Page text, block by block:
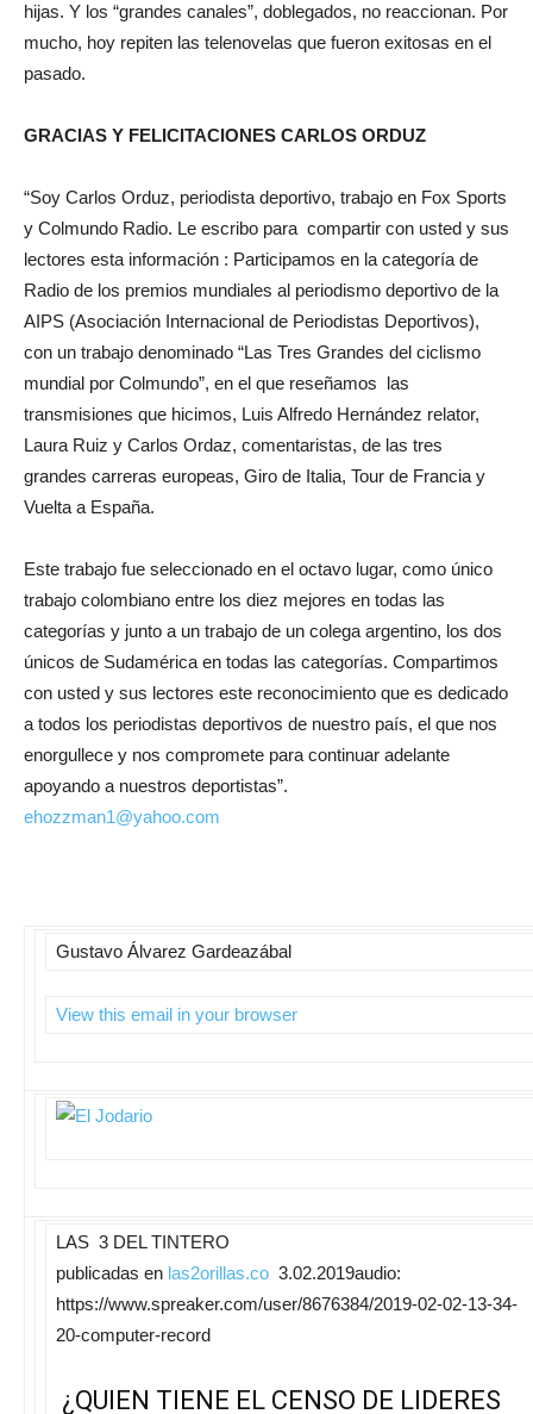
hijas. Y los “grandes canales”, doblegados, no reaccionan. Por
mucho, hoy repiten las telenovelas que fueron exitosas en el
pasado.
GRACIAS Y FELICITACIONES CARLOS ORDUZ
“Soy Carlos Orduz, periodista deportivo, trabajo en Fox Sports
y Colmundo Radio. Le escribo para compartir con usted y sus
lectores esta información : Participamos en la categoría de
Radio de los premios mundiales al periodismo deportivo de la
AIPS (Asociación Internacional de Periodistas Deportivos),
con un trabajo denominado “Las Tres Grandes del ciclismo
mundial por Colmundo”, en el que reseñamos las
transmisiones que hicimos, Luis Alfredo Hernández relator,
Laura Ruiz y Carlos Ordaz, comentaristas, de las tres
grandes carreras europeas, Giro de Italia, Tour de Francia y
Vuelta a España.
Este trabajo fue seleccionado en el octavo lugar, como único
trabajo colombiano entre los diez mejores en todas las
categorías y junto a un trabajo de un colega argentino, los dos
únicos de Sudamérica en todas las categorías. Compartimos
con usted y sus lectores este reconocimiento que es dedicado
a todos los periodistas deportivos de nuestro país, el que nos
enorgullece y nos compromete para continuar adelante
apoyando a nuestros deportistas”.
ehozzman1@yahoo.com
Gustavo Álvarez Gardeazábal
View this email in your browser
LAS 3 DEL TINTERO
publicadas en las2orillas.co 3.02.2019audio:
https://www.spreaker.com/user/8676384/2019-02-02-13-34-
20-computer-record
¿QUIEN TIENE EL CENSO DE LIDERES